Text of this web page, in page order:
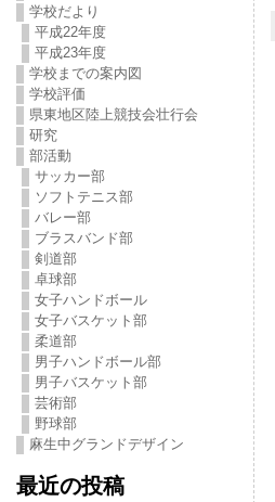
学校だより
平成22年度
平成23年度
学校までの案内図
学校評価
県東地区陸上競技会壮行会
研究
部活動
サッカー部
ソフトテニス部
バレー部
ブラスバンド部
剣道部
卓球部
女子ハンドボール
女子バスケット部
柔道部
男子ハンドボール部
男子バスケット部
芸術部
野球部
麻生中グランドデザイン
最近の投稿